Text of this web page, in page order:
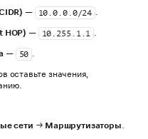
— 10.0.0.0/24 .
HOP) — 10.255.1.1 .
— 50 .
оставьте значения,
сети → Маршрутизаторы.